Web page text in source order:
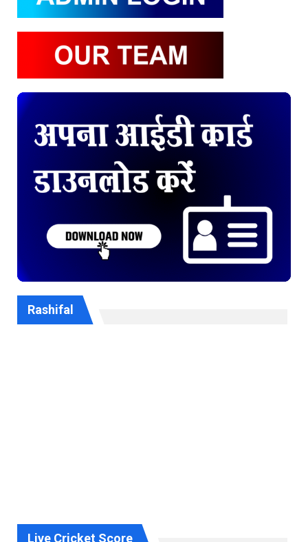
Rashifal
Live Cricket Score